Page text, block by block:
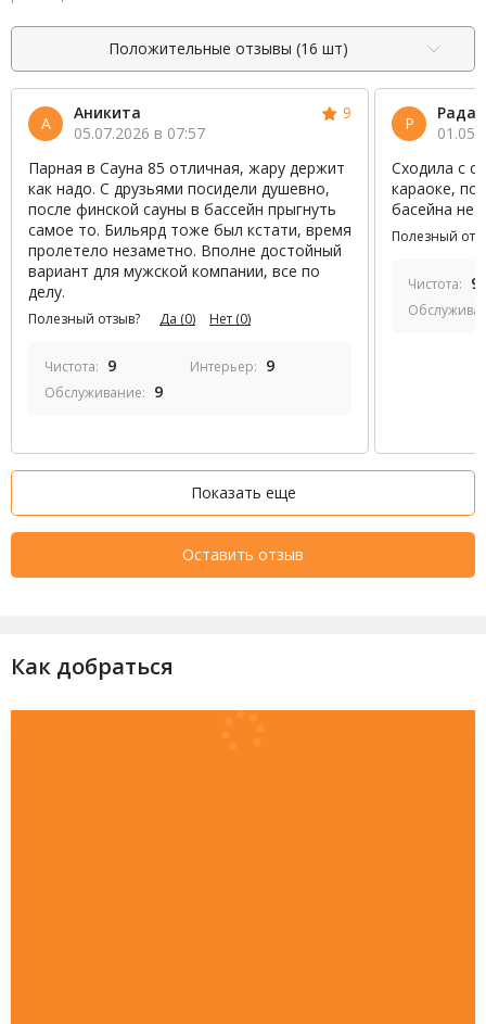
Положительные отзывы (16 шт)
А
Аникита
05.07.2026 в 07:57
9
Парная в Сауна 85 отличная, жару держит
как надо. С друзьями посидели душевно,
после финской сауны в бассейн прыгнуть
самое то. Бильярд тоже был кстати, время
пролетело незаметно. Вполне достойный
вариант для мужской компании, все по
делу.
Полезный отзыв? Да (0) Нет (0)
Чистота: 9 Интерьер: 9
Обслуживание: 9
Р
Рада
Сходила с
караоке,
басейна не
Полезный
Чистота: 9
Показать еще
Оставить отзыв
Как добраться